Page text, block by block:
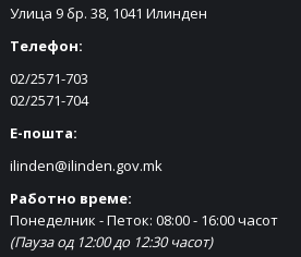
Улица 9 бр. 38, 1041 Илинден
Телефон:
02/2571-703
02/2571-704
Е-пошта:
ilinden@ilinden.gov.mk
Работно време:
Понеделник - Петок: 08:00 - 16:00 часот
(Пауза од 12:00 до 12:30 часот)